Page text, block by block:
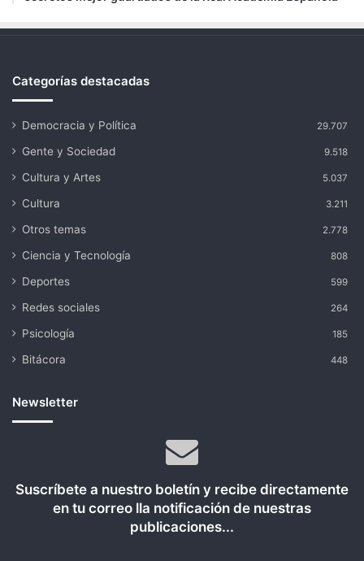
Categorías destacadas
Democracia y Política 29.707
Gente y Sociedad 9.518
Cultura y Artes 5.037
Cultura 3.211
Otros temas 2.778
Ciencia y Tecnología 808
Deportes 599
Redes sociales 264
Psicología 185
Bitácora 448
Newsletter
Suscríbete a nuestro boletín y recibe directamente
en tu correo lla notificación de nuestras
publicaciones...